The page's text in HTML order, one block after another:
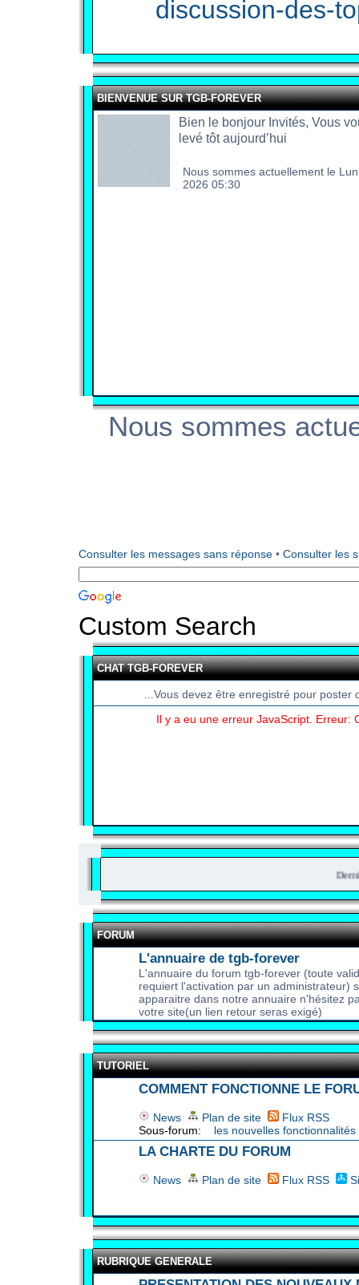
discussion-des-
BIENVENUE SUR TGB-FOREVER
Bien le bonjour Invités, Vous
levé tôt aujourd’hui
Nous sommes actuellement le
2026 05:30
Nous sommes
Consulter les messages sans réponse • Consulter les
Custom Search
CHAT TGB-FOREVER
...Vous devez être enregistré pour poster
Il y a eu une erreur JavaScript. Erreur:
Derniers sujets:
FORUM
L'annuaire de tgb-forever
L'annuaire du forum tgb-forever (toute
requiert l'activation par un administrateur)
apparaitre dans notre annuaire n'hésitez
votre site(un lien retour seras exigé)
TUTORIEL
COMMENT FONCTIONNE LE
News Plan de site
Flux RSS
Sous-forum:
les nouvelles fonctionnalités
LA CHARTE DU FORUM
News Plan de site Flux RSS
RUBRIQUE GENERALE